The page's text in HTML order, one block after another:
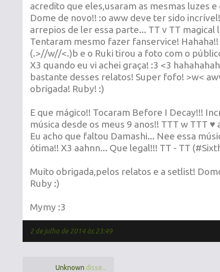
acredito que eles,usaram as mesmas luzes
Dome de novo!! :o aww deve ter sido
arrepios de ler essa parte... TT v TT magical
Tentaram mesmo fazer fanservice!
(.>//w//<.)b e o Ruki tirou a foto com o
X3 quando eu vi achei graça! :3 <3
bastante desses relatos! Super fofo! >w<
obrigada! Ruby! :)
E que mágico!! Tocaram Before I Decay!!!
música desde os meus 9 anos!! TTT w TTT ♥
Eu acho que faltou Damashi... Nee essa
ótima!! X3 aahnn... Que legal!!! TT - TT
Muito obrigada,pelos relatos e a setlist!
Ruby :)
Mymy :3
2 de julho de 2014 às 23:49
Unknown disse...